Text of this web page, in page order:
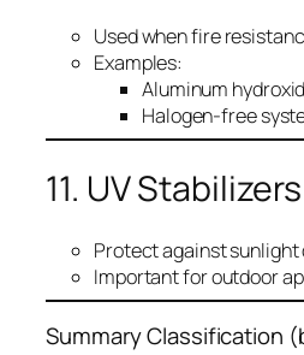
Used when fire
Examples:
Aluminum
Halogen-free
11. UV
Protect against
Important for outdoor
Summary Classification